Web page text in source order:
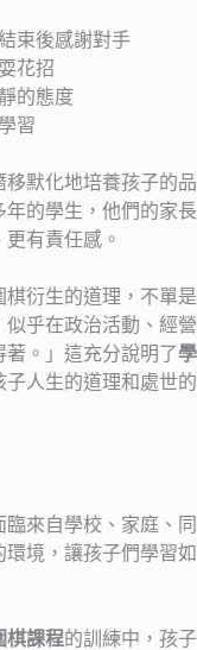
束後感謝對手
花招
的態度
習
默化地培養孩子的品
年的學生，他們的家長
有責任感。
衍生的道理，不單是
乎在政治活動、經營
。」這充分說明了學
人生的道理和處世的
來自學校、家庭、同
境，讓孩子們學習如
棋課程的訓練中，孩子